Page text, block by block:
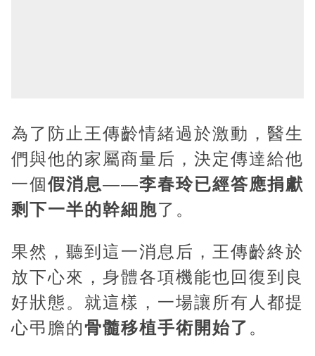
為了防止王傳齡情緒過於激動，醫生
們與他的家屬商量后，決定傳達給他
一個假消息——李春玲已經答應捐獻
剩下一半的幹細胞了。
果然，聽到這一消息后，王傳齡終於
放下心來，身體各項機能也回復到良
好狀態。就這樣，一場讓所有人都提
心弔膽的骨髓移植手術開始了 。